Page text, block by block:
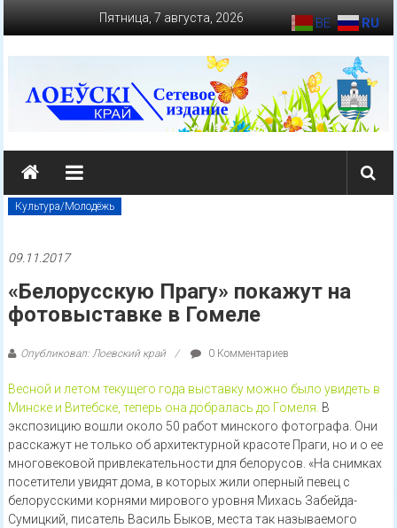
Пятница, 7 августа, 2026
loevkraj.by
Еженедельная
районная
газета
Культура/Молодёжь
09.11.2017
«Белорусскую Прагу» покажут на
фотовыставке в Гомеле
Опубликовал: Лоевский край 0 Комментариев
Весной и летом текущего года выставку можно было увидеть в
Минске и Витебске, теперь она добралась до Гомеля. В
экспозицию вошли около 50 работ минского фотографа. Они
расскажут не только об архитектурной красоте Праги, но и о ее
многовековой привлекательности для белорусов. «На снимках
посетители увидят дома, в которых жили оперный певец с
белорусскими корнями мирового уровня Михась Забейда-
Сумицкий, писатель Василь Быков, места так называемого
BE RU